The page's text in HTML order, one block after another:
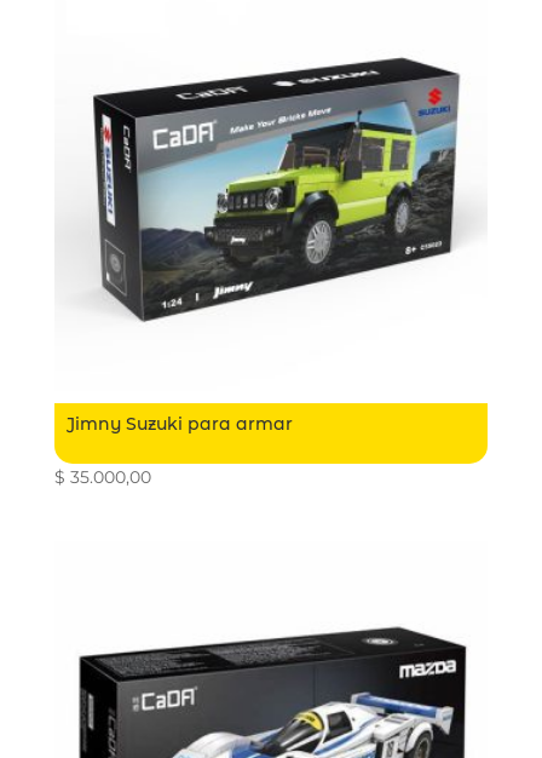
Jimny Suzuki para armar
$ 35.000,00